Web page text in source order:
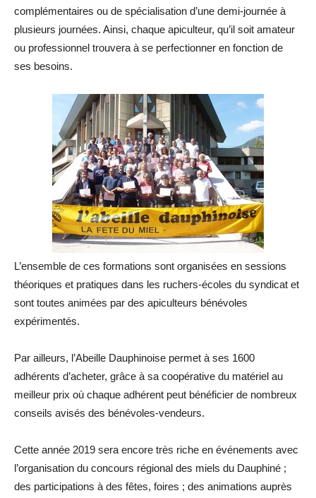
complémentaires ou de spécialisation d’une demi-journée à
plusieurs journées. Ainsi, chaque apiculteur, qu’il soit amateur
ou professionnel trouvera à se perfectionner en fonction de
ses besoins.
L’ensemble de ces formations sont organisées en sessions
théoriques et pratiques dans les ruchers-écoles du syndicat et
sont toutes animées par des apiculteurs bénévoles
expérimentés.
Par ailleurs, l’Abeille Dauphinoise permet à ses 1600
adhérents d’acheter, grâce à sa coopérative du matériel au
meilleur prix où chaque adhérent peut bénéficier de nombreux
conseils avisés des bénévoles-vendeurs.
Cette année 2019 sera encore très riche en événements avec
l’organisation du concours régional des miels du Dauphiné ;
des participations à des fêtes, foires ; des animations auprès